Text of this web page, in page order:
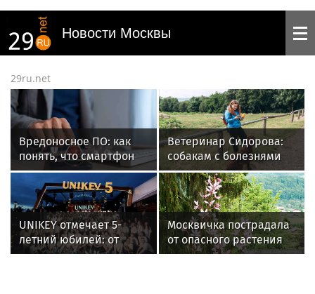
Новости Москвы
29ru.net
Вредоносное ПО: как
понять, что смартфон
заражен вирусом
Ветеринар Сидорова:
собакам с болезнями
сердца и сосудов
опасно гулять в лесу
UNIKEY отмечает 5-
летний юбилей: от
регионального игрока
Москвичка пострадала
от опасного растения
на юге России